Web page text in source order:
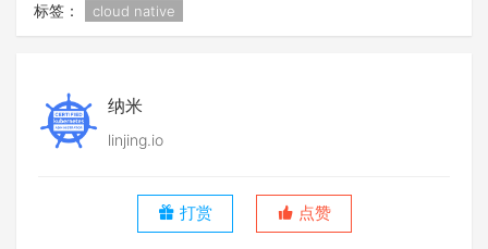
标签： cloud native
纳米
linjing.io
打赏 点赞